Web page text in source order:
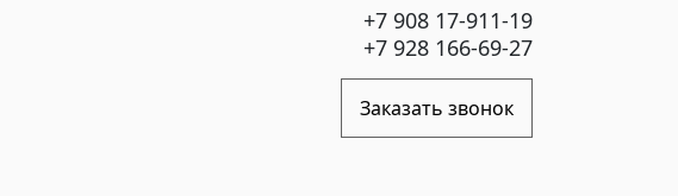
+7 908 17-911-19
+7 928 166-69-27
Заказать звонок